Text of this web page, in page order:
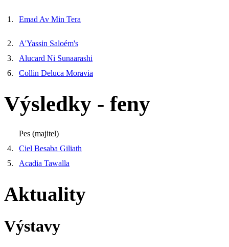
1. Emad Av Min Tera
2.
A'Yassin Saloém's
3.
Alucard Ni Sunaarashi
6.
Collin Deluca Moravia
Výsledky - feny
Pes (majitel)
4.
Ciel Besaba Giliath
5.
Acadia Tawalla
Aktuality
Výstavy